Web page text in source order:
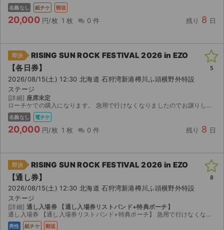
名義なし 紙チケ 郵送
20,000 円/枚 1 枚 0 件 残り 8 日
即決
RISING SUN ROCK FESTIVAL 2026 in EZO
【各日券】
2026/08/15(土) 12:30 北海道 石狩湾新港樽川ふ頭横野外特設
ステージ
[詳細] 座席未定
ローチケでの購入になります。 急用で行けなくなりましたのでお譲りします。
名義なし 電チケ
20,000 円/枚 1 枚 0 件 残り 8 日
5
即決
RISING SUN ROCK FESTIVAL 2026 in EZO
【通し券】
2026/08/15(土) 12:30 北海道 石狩湾新港樽川ふ頭横野外特設
ステージ
[詳細] 通し入場券 【通し入場券リストバンド+特典ポーチ】
通し入場券 【通し入場券リストバンド+特典ポーチ】 急用で行けなくなり出品いたします。 チケットは公演約2週間前に届き次第、速やかに発送いたします。 HEAVEN’S駐車券は付属しません。
男性 紙チケ 郵送
8